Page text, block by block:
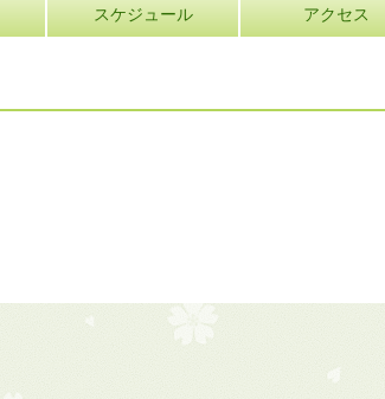
スケジュール
アクセス